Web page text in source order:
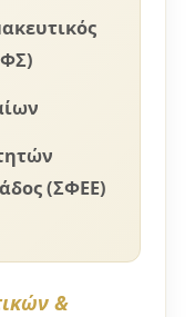
(ΣΦΕΕ)
&